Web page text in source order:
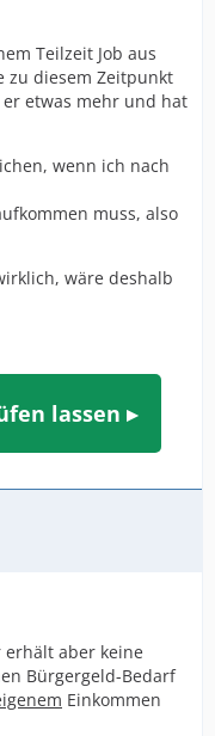
Teilzeit Job aus
zu diesem Zeitpunkt
etwas mehr und hat
wenn ich nach
muss, also
wäre deshalb
lassen ▸
erhält aber keine
Bürgergeld-Bedarf
Einkommen